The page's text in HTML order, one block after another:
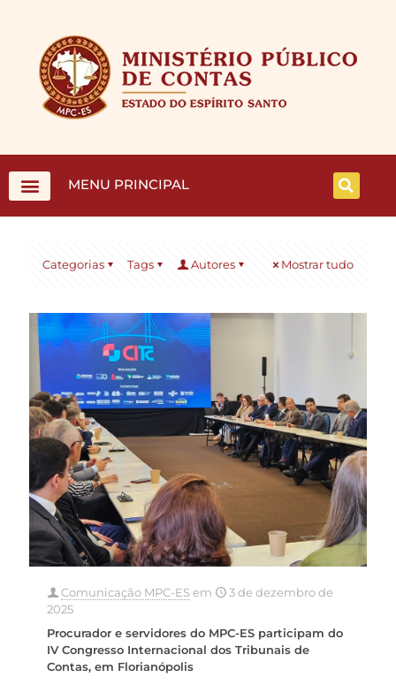
MENU PRINCIPAL
Categorias Tags Autores Mostrar tudo
Comunicação MPC-ESem
3 de dezembro de
2025
Procurador e servidores do MPC-ES participam do
IV Congresso Internacional dos Tribunais de
Contas, em Florianópolis